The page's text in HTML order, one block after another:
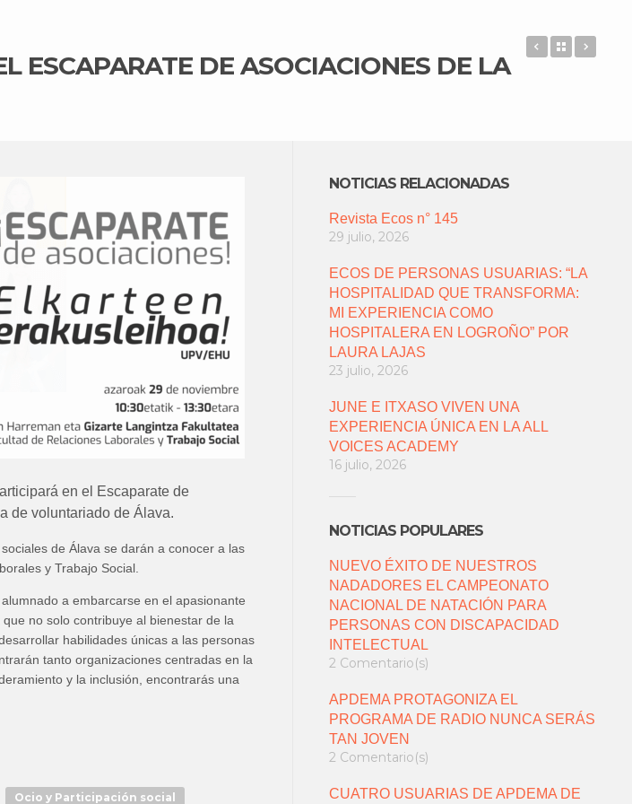
ESCAPARATE DE ASOCIACIONES DE LA
ECOS DE
Back to
en el Escaparate de
de voluntariado de Álava.
de Álava se darán a conocer a las
y Trabajo Social.
a embarcarse en el apasionante
no solo contribuye al bienestar de la
habilidades únicas a las personas
tanto organizaciones centradas en la
y la inclusión, encontrarás una
Ocio y Participación social
NOTICIAS RELACIONADAS
Revista Ecos n° 145
29 julio, 2026
ECOS DE PERSONAS USUARIAS: “LA
HOSPITALIDAD QUE TRANSFORMA:
MI EXPERIENCIA COMO
HOSPITALERA EN LOGROÑO” POR
LAURA LAJAS
23 julio, 2026
JUNE E ITXASO VIVEN UNA
EXPERIENCIA ÚNICA EN LA ALL
VOICES ACADEMY
16 julio, 2026
NOTICIAS POPULARES
NUEVO ÉXITO DE NUESTROS
NADADORES EL CAMPEONATO
NACIONAL DE NATACIÓN PARA
PERSONAS CON DISCAPACIDAD
INTELECTUAL
2 Comentario(s)
APDEMA PROTAGONIZA EL
PROGRAMA DE RADIO NUNCA SERÁS
TAN JOVEN
2 Comentario(s)
CUATRO USUARIAS DE APDEMA DE